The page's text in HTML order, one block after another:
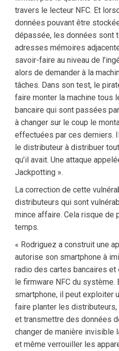
travers le lecteur NFC. Et
données pouvant être
dépassée, les données sont
adresses mémoires
savoir-faire au niveau de
alors de demander à la
tâches. Dans son test, le
faire monter la machine tous
bancaire qui sont passées
à changer sur le coup le
effectuées par ces derniers.
le distributeur à distribuer
qu’il avait. Une attaque
Jackpotting ».
La correction de cette
distributeurs qui sont
mince affaire. Cela risque de
temps.
« Rodriguez a construit une
autorise son smartphone à
radio des cartes bancaires
le firmware NFC du système.
smartphone, il peut exploiter
faire planter les
et transmettre des données
changer de manière invisible
et même verrouiller les